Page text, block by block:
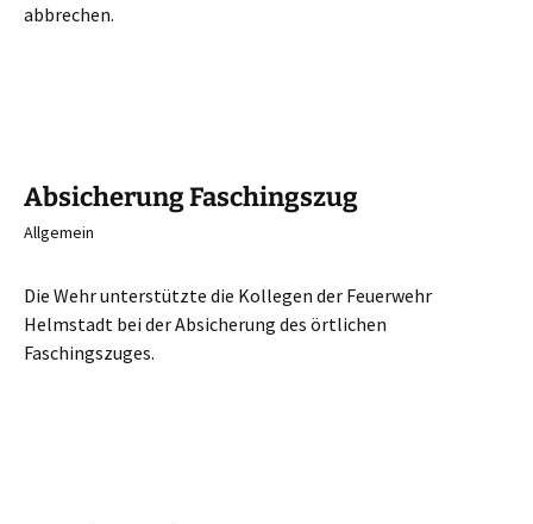
abbrechen.
Absicherung Faschingszug
Allgemein
Die Wehr unterstützte die Kollegen der Feuerwehr
Helmstadt bei der Absicherung des örtlichen
Faschingszuges.